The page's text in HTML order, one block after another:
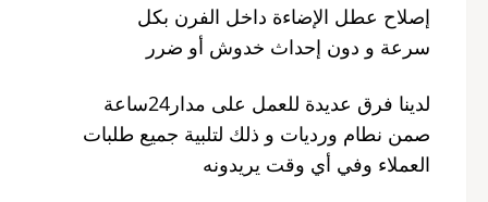
إصلاح عطل الإضاءة داخل الفرن بكل
سرعة و دون إحداث خدوش أو ضرر
لدينا فرق عديدة للعمل على مدار24ساعة
صمن نطام ورديات و ذلك لتلبية جميع طلبات
العملاء وفي أي وقت يريدونه